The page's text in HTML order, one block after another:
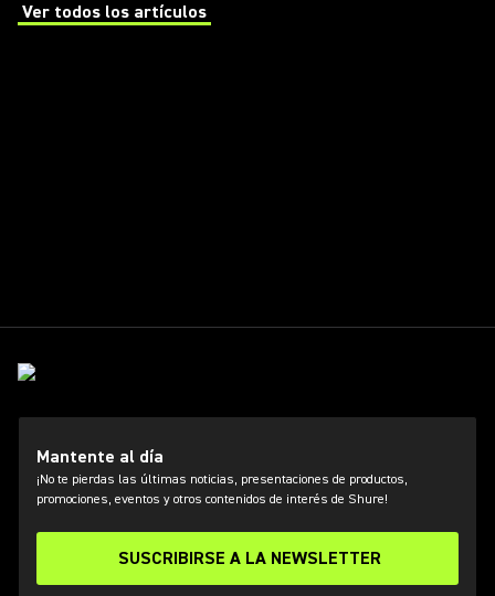
Ver todos los artículos
(Opens in a new tab)
Mantente al día
¡No te pierdas las últimas noticias, presentaciones de productos,
promociones, eventos y otros contenidos de interés de Shure!
SUSCRIBIRSE A LA NEWSLETTER